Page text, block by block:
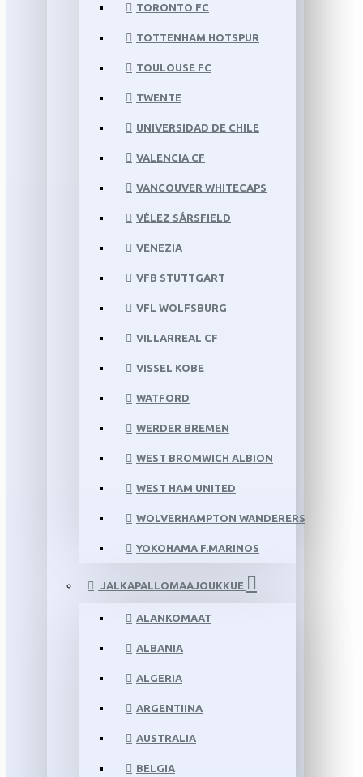
TORONTO FC
TOTTENHAM HOTSPUR
TOULOUSE FC
TWENTE
UNIVERSIDAD DE CHILE
VALENCIA CF
VANCOUVER WHITECAPS
VÉLEZ SÁRSFIELD
VENEZIA
VFB STUTTGART
VFL WOLFSBURG
VILLARREAL CF
VISSEL KOBE
WATFORD
WERDER BREMEN
WEST BROMWICH ALBION
WEST HAM UNITED
WOLVERHAMPTON WANDERERS
YOKOHAMA F.MARINOS
JALKAPALLOMAAJOUKKUE
ALANKOMAAT
ALBANIA
ALGERIA
ARGENTIINA
AUSTRALIA
BELGIA